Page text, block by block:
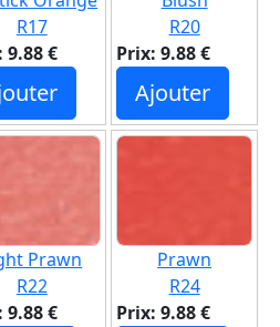
R17
9.88 €
R20
Prix: 9.88 €
Ajouter
Prawn
R22
9.88 €
Prawn
R24
Prix: 9.88 €